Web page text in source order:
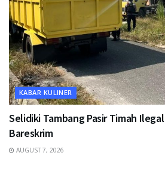
KABAR KULINER
Selidiki Tambang Pasir Timah
Bareskrim
AUGUST 7, 2026